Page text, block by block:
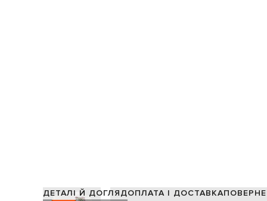
ДЕТАЛІ Й ДОГЛЯДОПЛАТА І ДОСТАВКА